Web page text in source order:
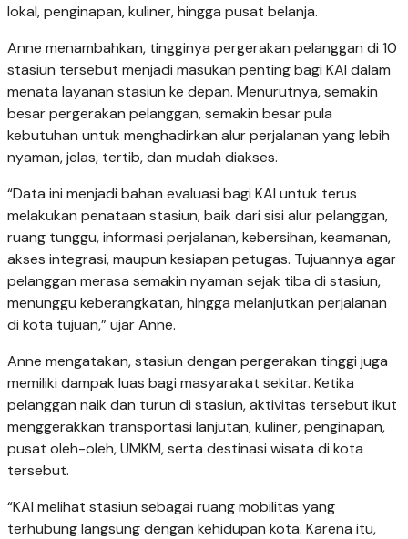
lokal, penginapan, kuliner, hingga pusat belanja.
Anne menambahkan, tingginya pergerakan pelanggan di 10
stasiun tersebut menjadi masukan penting bagi KAI dalam
menata layanan stasiun ke depan. Menurutnya, semakin
besar pergerakan pelanggan, semakin besar pula
kebutuhan untuk menghadirkan alur perjalanan yang lebih
nyaman, jelas, tertib, dan mudah diakses.
“Data ini menjadi bahan evaluasi bagi KAI untuk terus
melakukan penataan stasiun, baik dari sisi alur pelanggan,
ruang tunggu, informasi perjalanan, kebersihan, keamanan,
akses integrasi, maupun kesiapan petugas. Tujuannya agar
pelanggan merasa semakin nyaman sejak tiba di stasiun,
menunggu keberangkatan, hingga melanjutkan perjalanan
di kota tujuan,” ujar Anne.
Anne mengatakan, stasiun dengan pergerakan tinggi juga
memiliki dampak luas bagi masyarakat sekitar. Ketika
pelanggan naik dan turun di stasiun, aktivitas tersebut ikut
menggerakkan transportasi lanjutan, kuliner, penginapan,
pusat oleh-oleh, UMKM, serta destinasi wisata di kota
tersebut.
“KAI melihat stasiun sebagai ruang mobilitas yang
terhubung langsung dengan kehidupan kota. Karena itu,